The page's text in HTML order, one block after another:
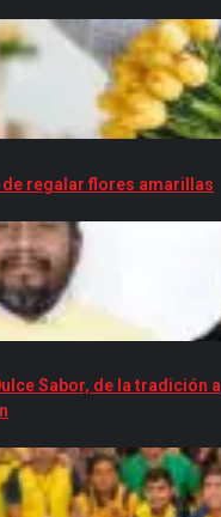
regalar flores amarillas
Sabor, de la tradición a